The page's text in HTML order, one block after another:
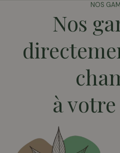
NOS
Nos
à